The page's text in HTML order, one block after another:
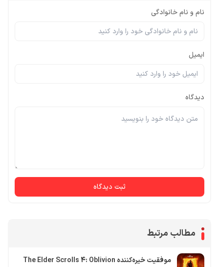
نام و نام خانوادگی
ایمیل
دیدگاه
ثبت دیدگاه
مطالب مرتبط
موفقیت خیره‌کننده The Elder Scrolls 4: Oblivion